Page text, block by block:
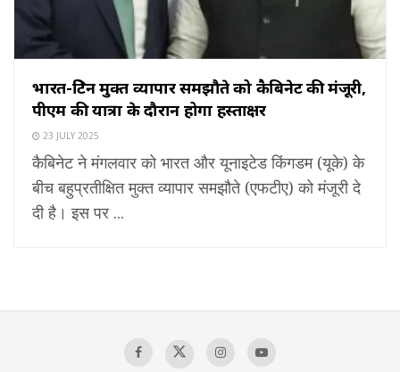
भारत-ब्रिटेन मुक्त व्यापार समझौते को कैबिनेट की मंजूरी,
पीएम की यात्रा के दौरान होगा हस्ताक्षर
23 JULY 2025
कैबिनेट ने मंगलवार को भारत और यूनाइटेड किंगडम (यूके) के
बीच बहुप्रतीक्षित मुक्त व्यापार समझौते (एफटीए) को मंजूरी दे
दी है। इस पर ...